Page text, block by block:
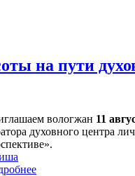
на пути
вологжан 11
духовного центра